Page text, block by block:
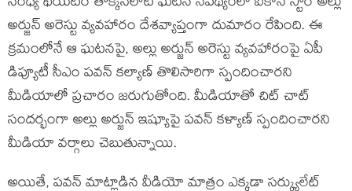
అర్జున్ అరెస్టు వ్యవహారం దేశవ్యాప్తంగా దుమారం రేపింది. ఈ
క్రమంలోనే ఆ ఘటనపై, అల్లు అర్జున్ అరెస్టు వ్యవహారంపై ఏపీ
డిప్యూటీ సీఎం పవన్ కల్యాణ్ తొలిసారిగా స్పందించారని
మీడియాలో ప్రచారం జరుగుతోంది. మీడియాతో చిట్ చాట్
సందర్భంగా అల్లు అర్జున్ ఇష్యూపై పవన్ కళ్యాణ్ స్పందించారని
మీడియా వర్గాలు చెబుతున్నాయి.
అయితే, పవన్ మాట్లాడిన వీడియో మాత్రం ఎక్కడా సర్క్యులేట్